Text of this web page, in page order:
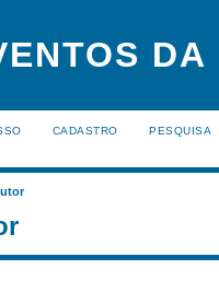
DA
CADASTRO
PESQUISA